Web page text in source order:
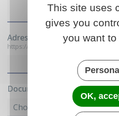
Adresse web
https://www. ou https:// sans les www
Document joint
Choisir un fichier
This site uses
gives you
you want
OK,